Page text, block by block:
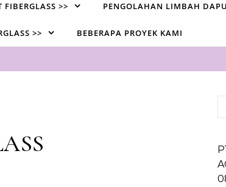
>> PENGOLAHAN LIMBAH
>> BEBERAPA PROYEK KAMI